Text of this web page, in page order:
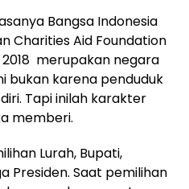
Bangsa Indonesia
Charities Aid Foundation
merupakan negara
bukan karena penduduk
Tapi inilah karakter
memberi.
Lurah, Bupati,
Presiden. Saat pemilihan